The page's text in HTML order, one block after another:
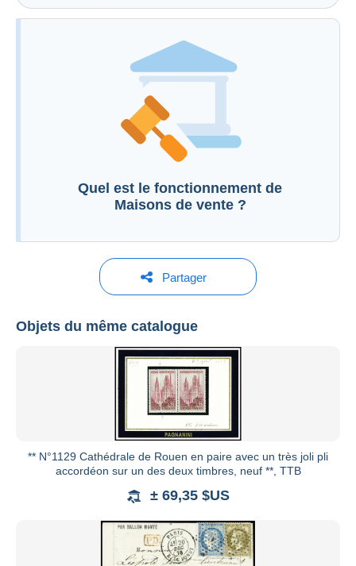
LE TIMBRE CLASSIQUE
Voir tous les catalogues
Pour poser une question, vous devez ouvrir
Ouvrir une session
Quel est le fonctionnement de
Maisons de vente ?
Partager
Objets du même catalogue
** N°1129 Cathédrale de Rouen en paire avec un très joli pli
accordéon sur un des deux timbres, neuf **, TTB
± 69,35 $US